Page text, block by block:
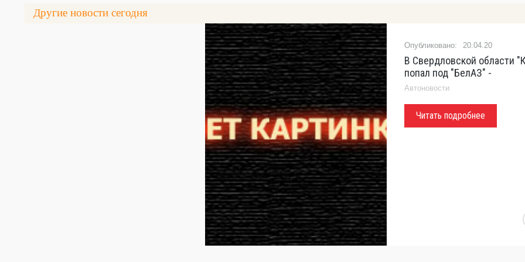
Другие новости сегодня
20.04.20
В Свердловской области
попал под "БелАЗ" -
Автоновости
Читать подробнее